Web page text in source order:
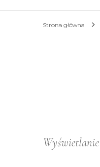
Strona główna
Wyświetlanie